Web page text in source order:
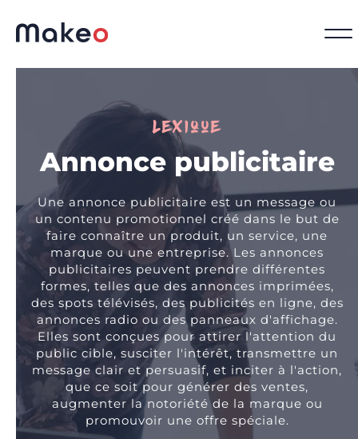
Lexique
Annonce publicitaire
Une annonce publicitaire est un message ou
un contenu promotionnel créé dans le but de
faire connaître un produit, un service, une
marque ou une entreprise. Les annonces
publicitaires peuvent prendre différentes
formes, telles que des annonces imprimées,
des spots télévisés, des publicités en ligne, des
annonces radio ou des panneaux d'affichage.
Elles sont conçues pour attirer l'attention du
public cible, susciter l'intérêt, transmettre un
message clair et persuasif, et inciter à l'action,
que ce soit pour générer des ventes,
augmenter la notoriété de la marque ou
promouvoir une offre spéciale.